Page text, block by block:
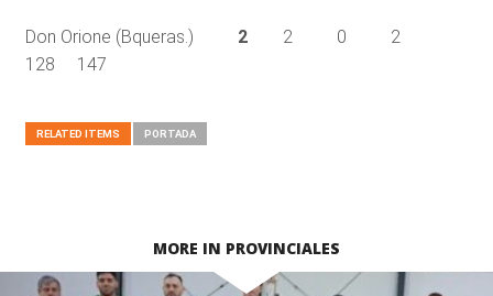
Don Orione (Bqueras.) 22 0 2
128 147
RELATED ITEMS PORTADA
MORE IN PROVINCIALES